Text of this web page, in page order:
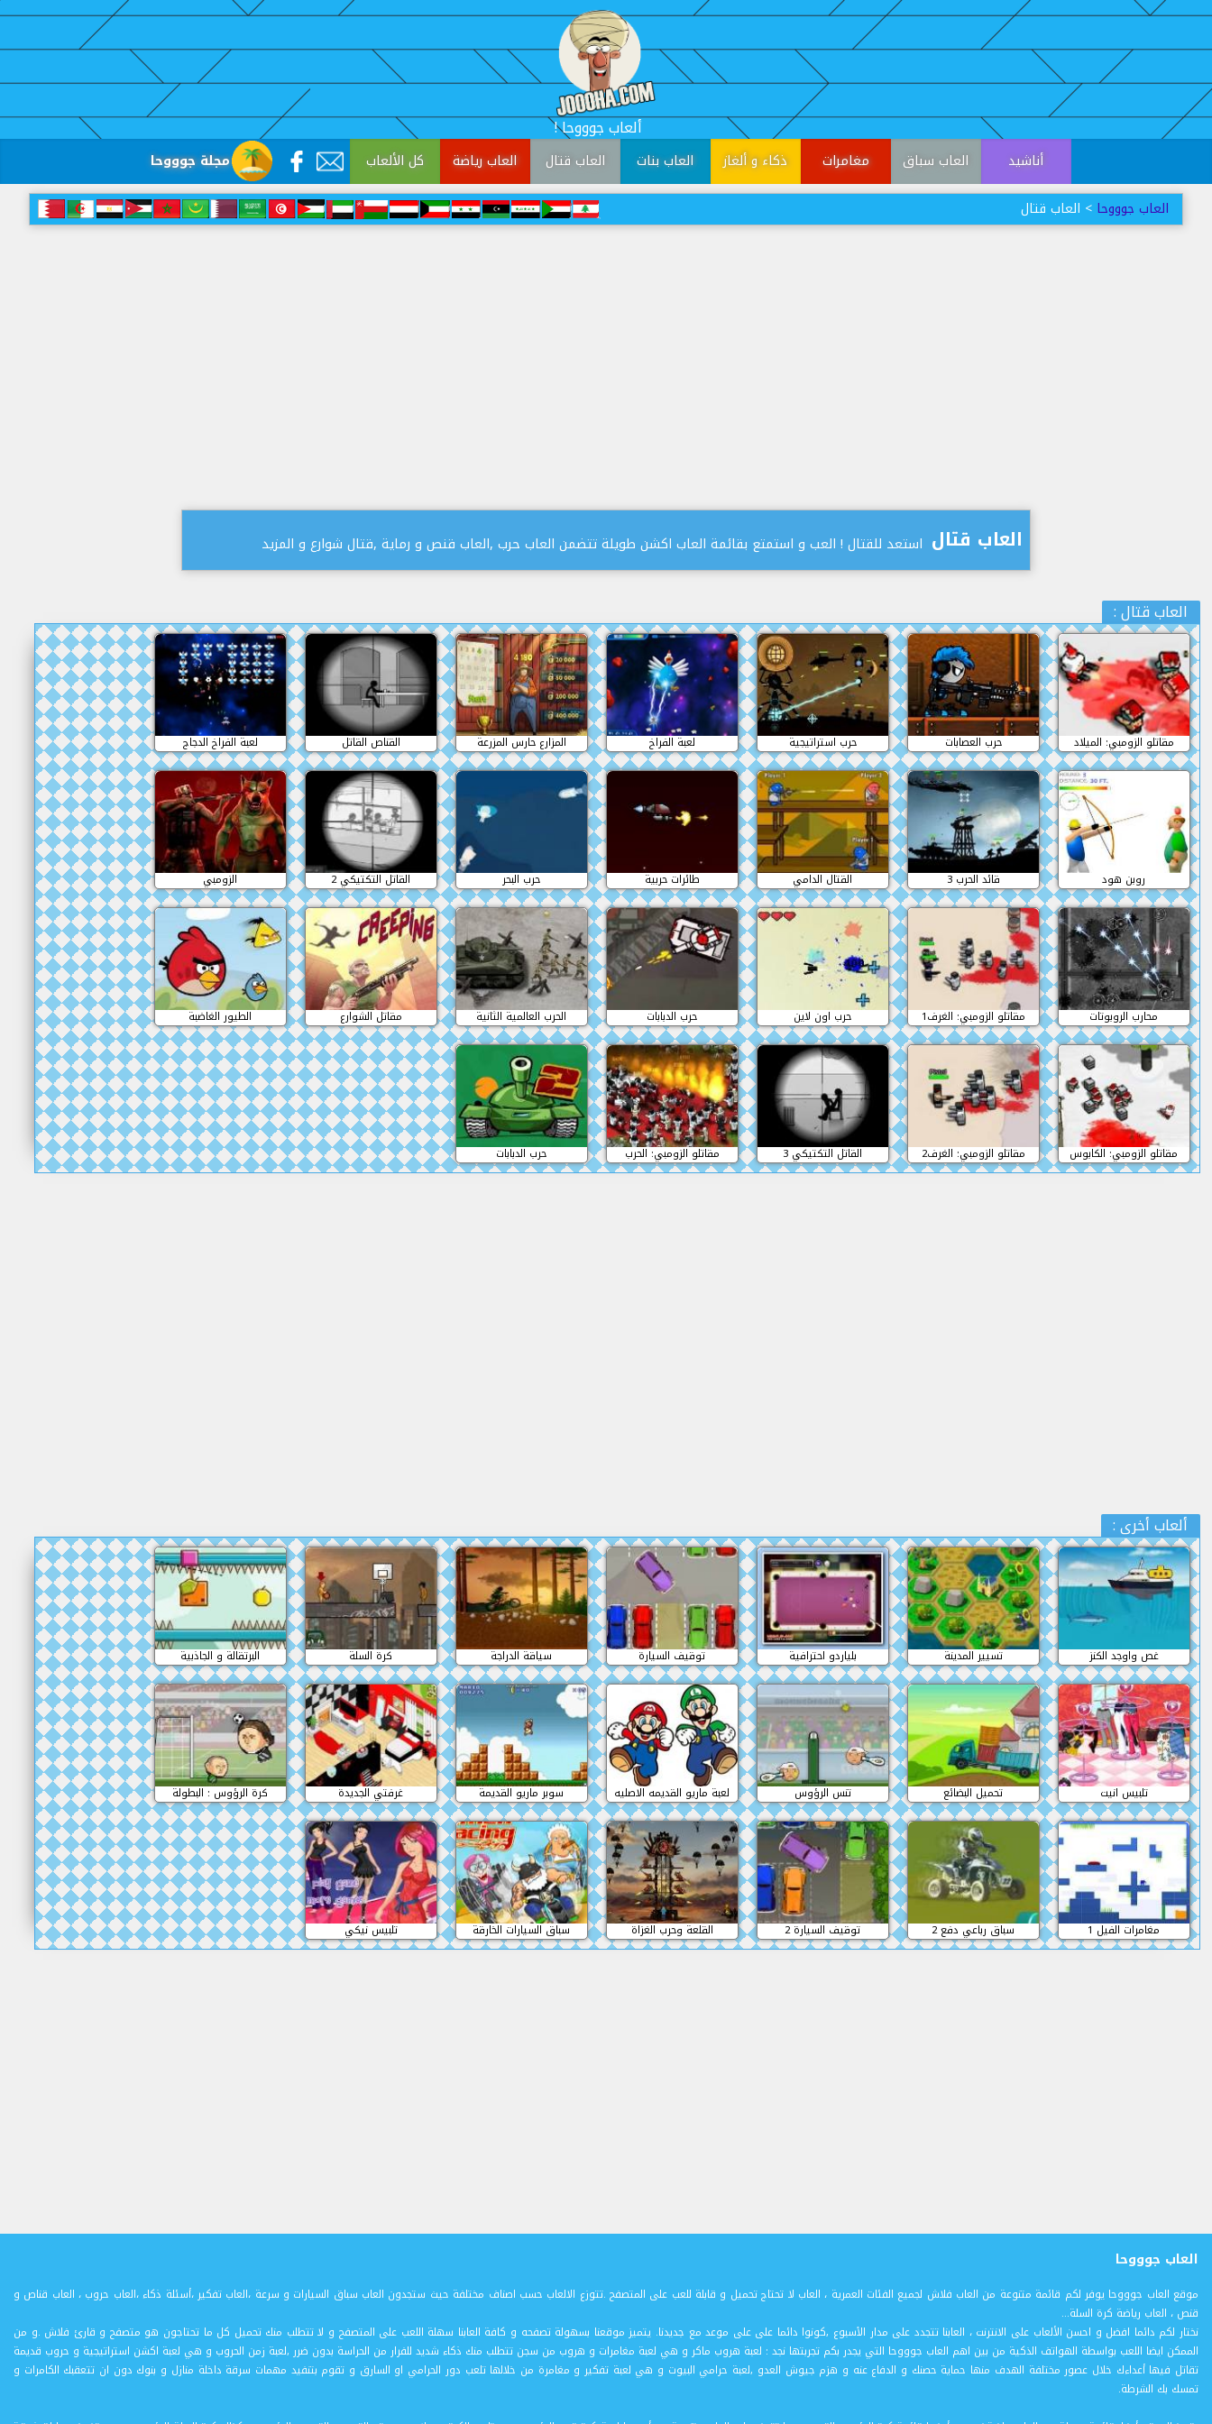
! ألعاب جوووحا
مجلة جوووحا كل الألعاب العاب رياضة العاب قتال العاب بنات ذكاء و ألغاز مغامرات العاب سباق
أناشيد
العاب جوووحا > العاب قتال
العاب قتال استعد للقتال ! العب و استمتع بقائمة العاب اكشن طويلة تتضمن العاب حرب ,العاب قنص و رماية ,قتال شوارع و المزيد
: العاب قتال
مقاتلو الزومبي: الميلاد حرب العصابات حرب استراتيجية لعبة الفراخ المزارع حارس المزرعة القناص القاتل لعبة الفراخ الدجاج
روبن هود قائد الحرب 3 القتال الدامي طائرات حربية حرب البحر القاتل التكتيكي 2 الزومبي
محارب الروبوتات مقاتلو الزومبي: الغرف1 حرب اون لاين حرب الدبابات الحرب العالمية الثانية مقاتل الشوارع الطيور الغاضبة
مقاتلو الزومبي: الكابوس مقاتلو الزومبي: الغرف2 القاتل التكتيكي 3 مقاتلو الزومبي: الحرب حرب الدبابات
: ألعاب أخرى
غص واوجد الكنز تسيير المدينة بلياردو احترافية توقيف السيارة سياقة الدراجة كرة السلة البرتقالة و الجاذبية
تلبيس انيت تحميل البضائع تنس الرؤوس لعبة ماريو القديمه الاصليه سوبر ماريو القديمة غرفتي الجديدة كرة الرؤوس : البطولة
مغامرات الفيل 1 سباق رباعي دفع 2 توقيف السيارة 2 القلعة وحرب الغزاة سباق السيارات الخارقة تلبيس نيكي
العاب جوووحا
موقع العاب جوووحا يوفر لكم قائمة متنوعة من العاب فلاش لجميع الفئات العمرية ، العاب لا تحتاج تحميل و قابلة للعب على المتصفح .تتوزع الالعاب حسب اصناف مختلفة حيث ستجدون العاب سباق السيارات و سرعة ،العاب تفكير ،أسئلة ذكاء ،العاب حروب ، العاب قناص و
قنص ، العاب رياضة كرة السلة...
نختار لكم دائما افضل و احسن الألعاب على الانترنت ، العابنا تتجدد على مدار اﻷسبوع ,كونوا دائما على على موعد مع جديدنا. يتميز موقعنا بسهولة تصفحه و كافة العابنا سهلة اللعب على المتصفح و لا تتطلب منك تحميل كل ما تحتاجون هو متصفح و قارئ فلاش .و من
الممكن ايضا اللعب بواسطة الهواتف الذكية من بين اهم العاب جوووحا التي يجدر بكم تجربتها نجد : لعبة هروب ماكر و هي لعبة مغامرات و هروب من سجن تتطلب منك ذكاء شديد للفرار من الحراسة بدون ضرر ,لعبة زمن الحروب و هي لعبة اكشن استراتيجية و حروب قديمة
تقاتل فيها أعداءك خلال عصور مختلفة الهدف منها حماية حصنك و الدفاع عنه و هزم جيوش العدو ,لعبة حرامي البيوت و هي لعبة تفكير و مغامرة من خلالها تلعب دور الحرامي او السارق و تقوم بتنفيد مهمات سرقة داخلة منازل و بنوك دون ان تتعقبك الكامرات و
تمسك بك الشرطة.